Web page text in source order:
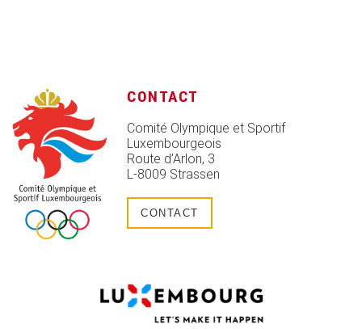
CONTACT
Comité Olympique et Sportif
Luxembourgeois
Route d’Arlon, 3
L-8009 Strassen
CONTACT